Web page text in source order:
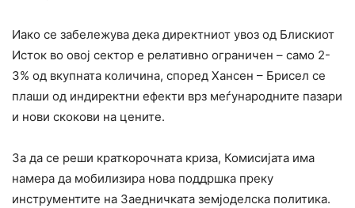
Иако се забележува дека директниот увоз од Блискиот
Исток во овој сектор е релативно ограничен – само 2-
3% од вкупната количина, според Хансен – Брисел се
плаши од индиректни ефекти врз меѓународните пазари
и нови скокови на цените.
За да се реши краткорочната криза, Комисијата има
намера да мобилизира нова поддршка преку
инструментите на Заедничката земјоделска политика.